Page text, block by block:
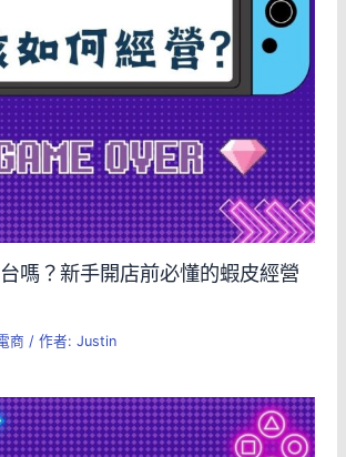
嗎？新手開店前必懂的蝦皮經營
商 / 作者: Justin